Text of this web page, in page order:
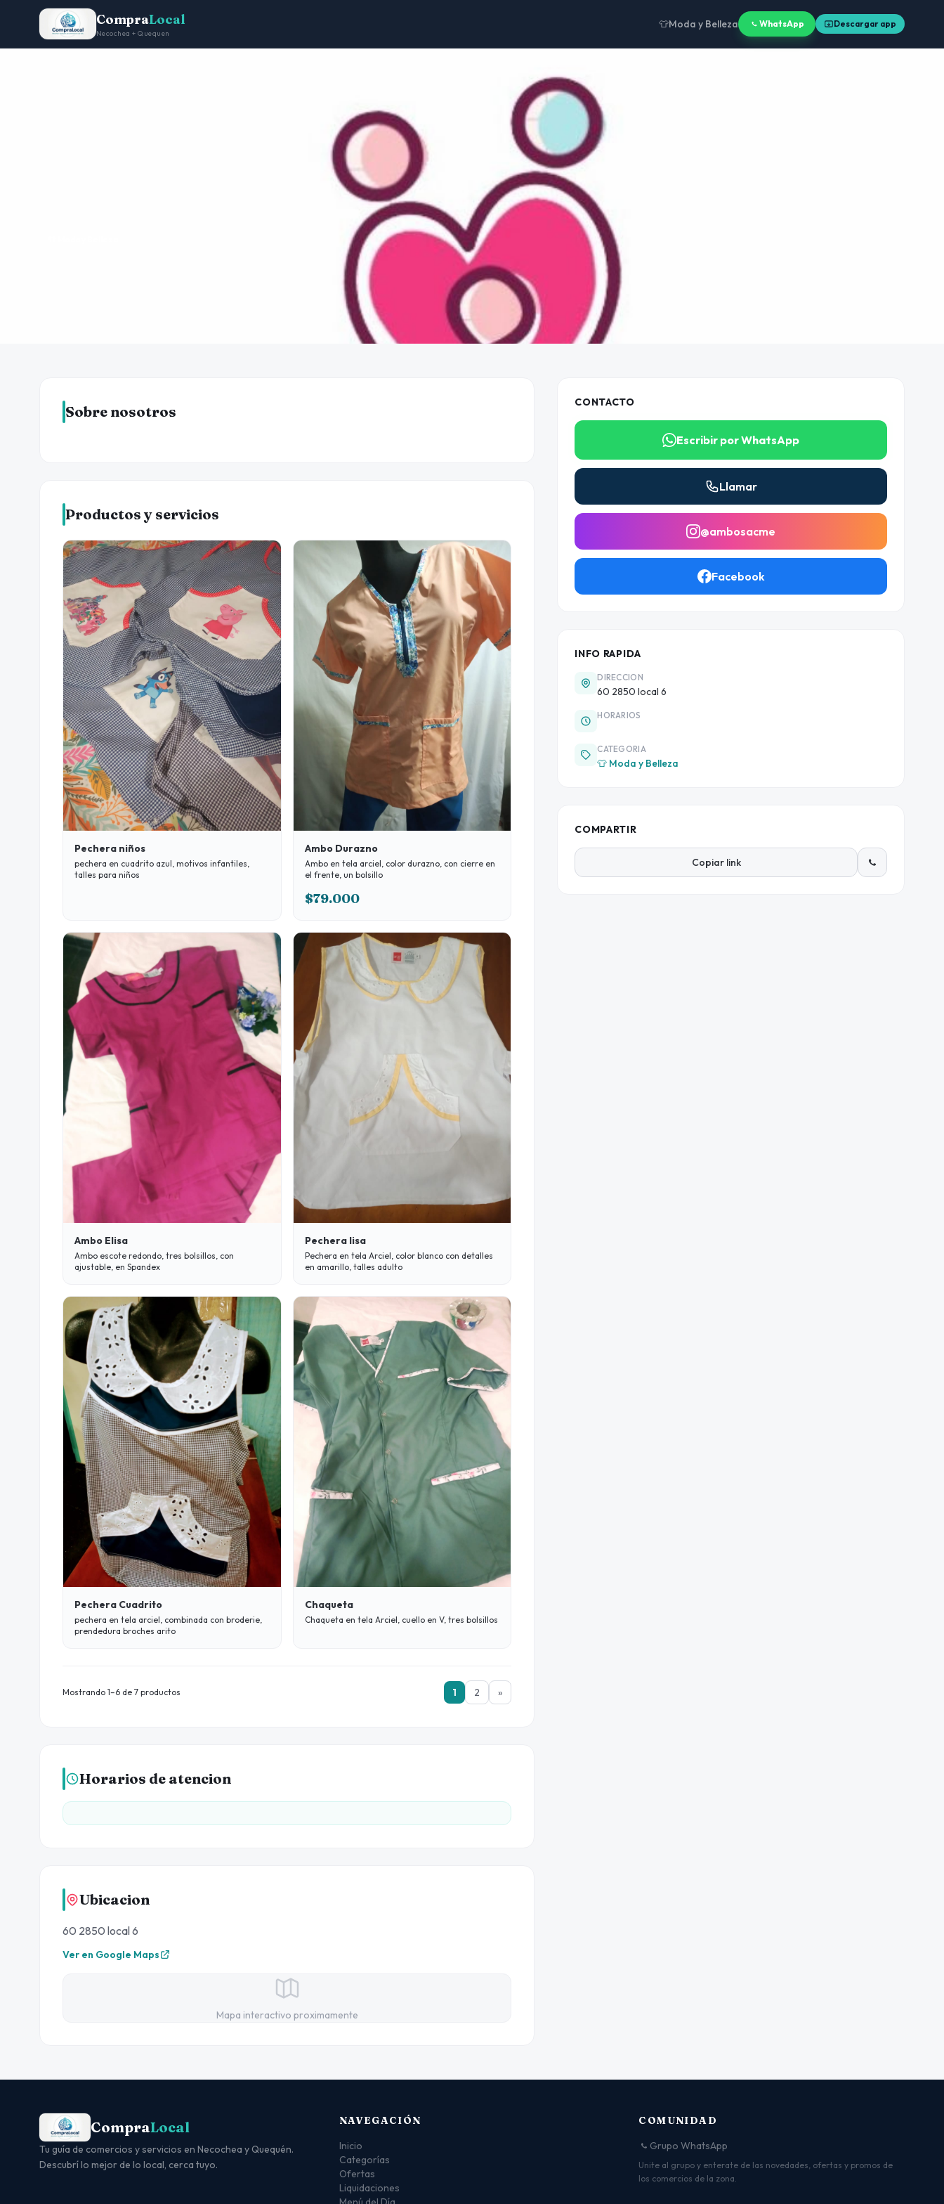
CompraLocal
Necochea + Quequen
👕Moda y Belleza WhatsApp Descargar app
Sobre nosotros
Productos y servicios
Pechera niños
pechera en cuadrito azul, motivos infantiles,
talles para niños
Ambo Durazno
Ambo en tela arciel, color durazno, con cierre en
el frente, un bolsillo
$79.000
Ambo Elisa
Ambo escote redondo, tres bolsillos, con
ajustable, en Spandex
Pechera lisa
Pechera en tela Arciel, color blanco con detalles
en amarillo, talles adulto
Pechera Cuadrito
pechera en tela arciel, combinada con broderie,
prendedura broches arito
Chaqueta
Chaqueta en tela Arciel, cuello en V, tres bolsillos
Mostrando 1–6 de 7 productos 1 2 »
Horarios de atencion
Ubicacion
60 2850 local 6
Ver en Google Maps
Mapa interactivo proximamente
CONTACTO
Escribir por WhatsApp
Llamar
@ambosacme
Facebook
INFO RAPIDA
DIRECCION
60 2850 local 6
HORARIOS
CATEGORIA
👕 Moda y Belleza
COMPARTIR
Copiar link
CompraLocal
Tu guía de comercios y servicios en Necochea y Quequén.
Descubrí lo mejor de lo local, cerca tuyo.
NAVEGACIÓN
Inicio
Categorías
Ofertas
Liquidaciones
COMUNIDAD
Grupo WhatsApp
Unite al grupo y enterate de las novedades, ofertas y promos de
los comercios de la zona.